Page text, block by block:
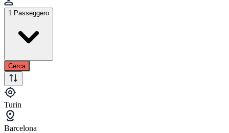
1 Passeggero
Cerca
Turin
Barcelona